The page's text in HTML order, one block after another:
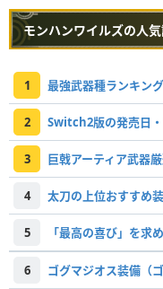
モンハンワイルズの人
1 最強武器種ランキング
2 Switch2版の発売日
3 巨戟アーティア武器
4 太刀の上位おすすめ
5 「最高の喜び」を求
6 ゴグマジオス装備（